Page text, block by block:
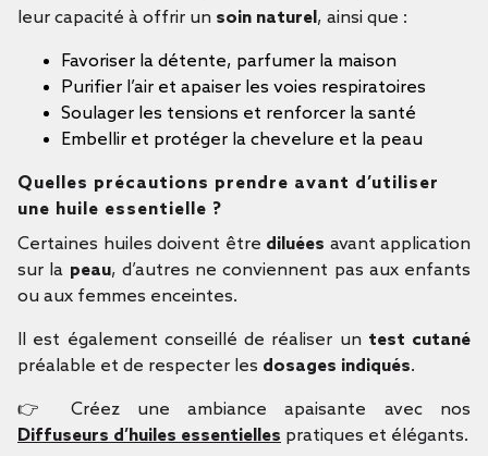
leur capacité à offrir un soin naturel, ainsi que :
Favoriser la détente, parfumer la maison
Purifier l’air et apaiser les voies respiratoires
Soulager les tensions et renforcer la santé
Embellir et protéger la chevelure et la peau
Quelles précautions prendre avant d’utiliser
une huile essentielle ?
Certaines huiles doivent être diluées avant application
sur la peau, d’autres ne conviennent pas aux enfants
ou aux femmes enceintes.
Il est également conseillé de réaliser un test cutané
préalable et de respecter les dosages indiqués.
👉 Créez une ambiance apaisante avec nos
Diffuseurs d’huiles essentielles pratiques et élégants.